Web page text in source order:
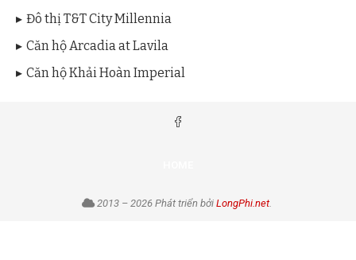
Đô thị T&T City Millennia
Căn hộ Arcadia at Lavila
Căn hộ Khải Hoàn Imperial
2013 – 2026 Phát triển bởi LongPhi.net.